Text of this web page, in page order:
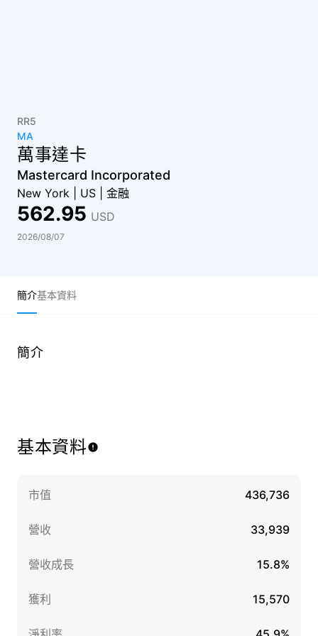
RR5
MA
萬事達卡
Mastercard Incorporated
New York US 金融
562.95 USD
2026/08/07
簡介基本資料
簡介
基本資料
市值 436,736
營收 33,939
營收成長 15.8%
獲利 15,570